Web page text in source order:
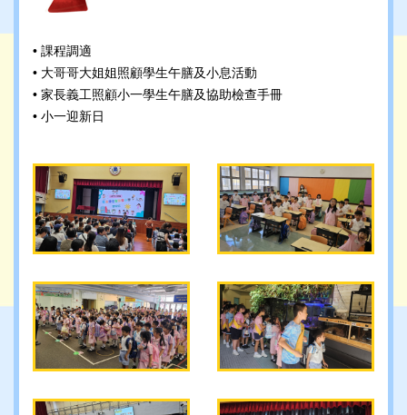
• 課程調適
• 大哥哥大姐姐照顧學生午膳及小息活動
• 家長義工照顧小一學生午膳及協助檢查手冊
• 小一迎新日